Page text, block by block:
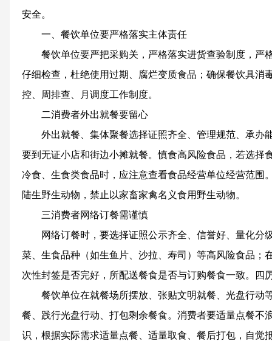
安全。
一、餐饮单位要严格落实主体责任
餐饮单位要严把采购关，严格落实进货查验制度，严
仔细检查，杜绝使用过期、腐烂变质食品；确保餐饮具消
控、周排查、月调度工作制度。
二消费者外出就餐要留心
外出就餐、集体聚餐选择证照齐全、管理规范、承办
要到无证小店和街边小摊就餐。慎食高风险食品，若选择
冷食、生食类食品时，应注意查看食品经营单位经营范围
陆生野生动物，禁止以家畜家禽名义食用野生动物。
三消费者网络订餐需谨慎
网络订餐时，要选择证照公示齐全、信誉好、量化分
菜、生食品种（如生鱼片、沙拉、寿司）等高风险食品；
次性封签是否完好，所配送餐食是否与订购餐食一致。四
餐饮单位在就餐场所摆放、张贴文明就餐、光盘行动
餐、践行光盘行动、打包剩余餐食。消费者要适量点餐不
识，根据实际需求适量点餐、适量取食、餐后打包，自觉